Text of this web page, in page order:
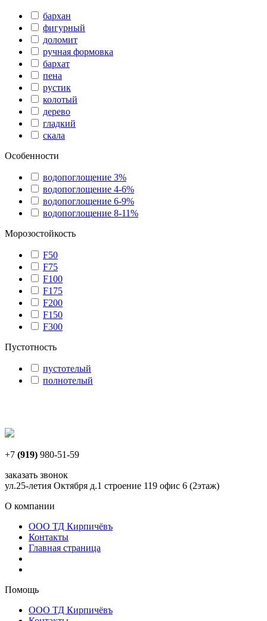
бархан
фигурный
доломит
ручная формовка
бархат
пена
рустик
колотый
дерево
гладкий
скала
Особенности
водопоглощение 3%
водопоглощение 4-6%
водопоглощение 6-9%
водопоглощение 8-11%
Морозостойкость
F50
F75
F100
F175
F200
F150
F300
Пустотность
пустотелый
полнотелый
+7 (919) 980-51-59
заказать звонок
ул.25-летия Октября д.1 строение 119 офис 6 (2этаж)
О компании
ООО ТД Кирпичёвъ
Контакты
Главная страница
Помощь
ООО ТД Кирпичёвъ